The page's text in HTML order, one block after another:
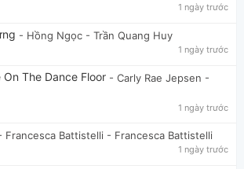
1 ngày trước
- Hồng Ngọc - Trần Quang Huy
1 ngày trước
On The Dance Floor - Carly Rae Jepsen -
1 ngày trước
Francesca Battistelli - Francesca Battistelli
1 ngày trước